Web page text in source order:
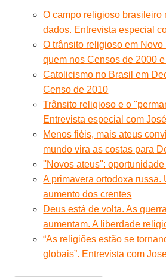
O campo religioso brasileiro
dados. Entrevista especial
O trânsito religioso em
quem nos Censos de 2000
Catolicismo no Brasil em
Censo de 2010
Trânsito religioso e o
Entrevista especial com
Menos fiéis, mais ateus
mundo vira as costas para
''Novos ateus'':
A primavera ortodoxa russa.
aumento dos crentes
Deus está de volta. As
aumentam. A liberdade
“As religiões estão se
globais”. Entrevista com